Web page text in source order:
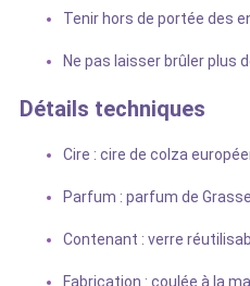
Tenir hors de portée des
Ne pas laisser brûler plus
Détails techniques
Cire : cire de colza
Parfum : parfum de
Contenant : verre
Fabrication : coulée à la